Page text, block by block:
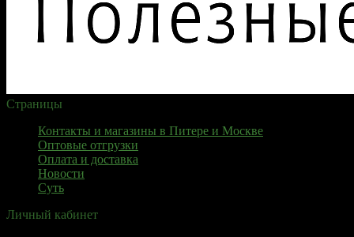
Страницы
Контакты и магазины в Питере и Москве
Оптовые отгрузки
Оплата и доставка
Новости
Суть
Личный кабинет